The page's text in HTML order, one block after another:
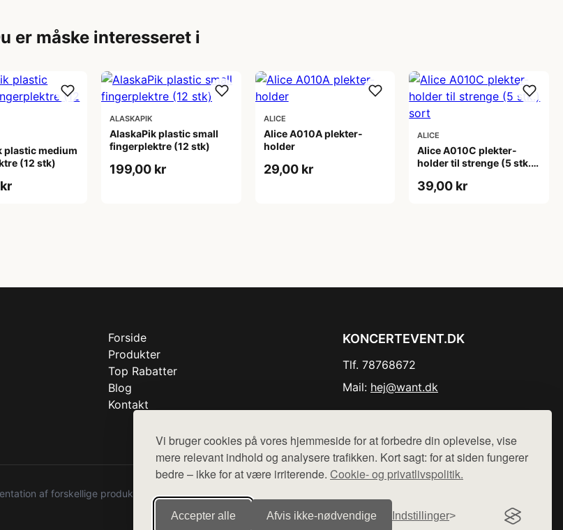
Vi bruger cookies på vores hjemmeside for at forbedre din oplevelse, vise
mere relevant indhold og analysere trafikken. Kort sagt: for at siden fungerer
bedre – ikke for at være irriterende. Cookie- og privatlivspolitik.
Accepter alle Afvis ikke‑nødvendige Indstillinger
er måske interesseret i
plastic medium
(12 stk)
ALASKAPIK
AlaskaPik plastic small
fingerplektre (12 stk)
199,00 kr
ALICE
Alice A010A plekter-
holder
29,00 kr
ALICE
Alice A010C plekter-
holder til strenge (5 stk.)
39,00 kr
Forside
Produkter
Top Rabatter
Blog
Kontakt
KONCERTEVENT.DK
Tlf. 78768672
Mail: hej@want.dk
af forskellige produkter fra diverse webshops. Der sælges ikke varer fra denne side - vi henviser til de shops,